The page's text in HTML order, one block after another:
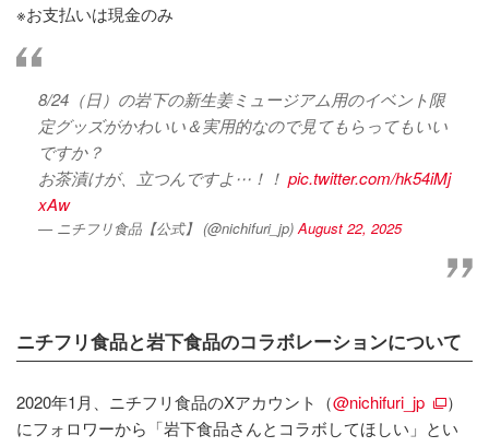
※お支払いは現金のみ
8/24（日）の岩下の新生姜ミュージアム用のイベント限
定グッズがかわいい＆実用的なので見てもらってもいい
ですか？
お茶漬けが、立つんですよ⋯！！ pic.twitter.com/hk54iMj
xAw
— ニチフリ食品【公式】 (@nichifuri_jp)August 22, 2025
ニチフリ食品と岩下食品のコラボレーションについて
2020年1⽉、ニチフリ⾷品のXアカウント（@nichifuri_jp
）
にフォロワーから「岩下食品さんとコラボしてほしい」とい